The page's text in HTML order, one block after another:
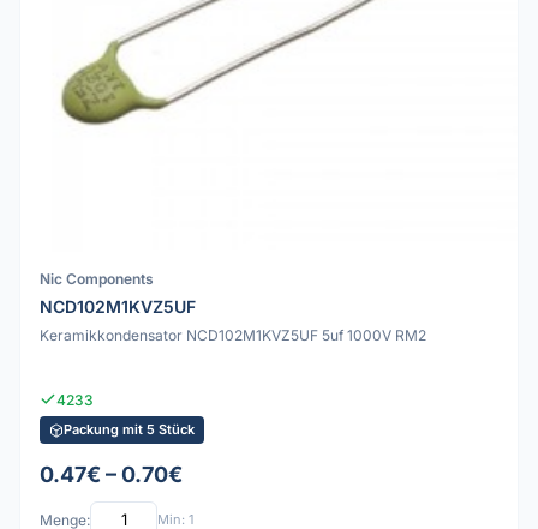
Nic Components
NCD102M1KVZ5UF
Keramikkondensator NCD102M1KVZ5UF 5uf 1000V RM2
4233
Packung mit 5 Stück
0.47€ – 0.70€
Menge: Min: 1